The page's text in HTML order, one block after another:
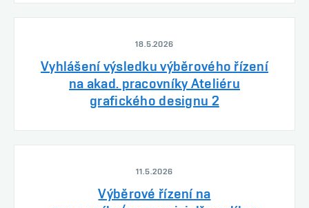
18.5.2026
Vyhlášení výsledku výběrového řízení
na akad. pracovníky Ateliéru
grafického designu 2
11.5.2026
Výběrové řízení na